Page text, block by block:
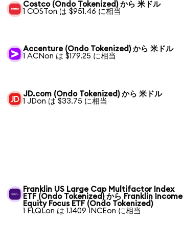
Costco (Ondo Tokenized) から 米ドル
1 COSTon は $951.46 に相当
Accenture (Ondo Tokenized) から 米ドル
1 ACNon は $179.25 に相当
JD.com (Ondo Tokenized) から 米ドル
1 JDon は $33.75 に相当
Franklin US Large Cap Multifactor Index
ETF (Ondo Tokenized) から Franklin Income
Equity Focus ETF (Ondo Tokenized)
1 FLQLon は 1.1409 INCEon に相当